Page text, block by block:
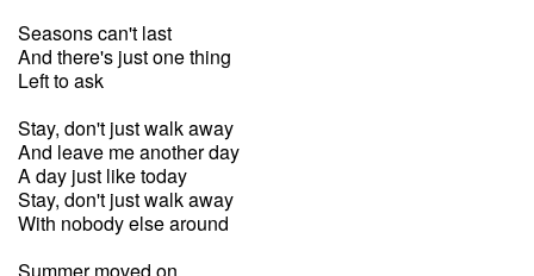
Seasons can't last
And there's just one thing
Left to ask
Stay, don't just walk away
And leave me another day
A day just like today
Stay, don't just walk away
With nobody else around